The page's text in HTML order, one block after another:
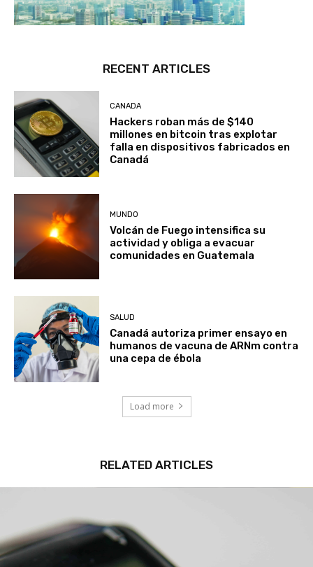
RECENT ARTICLES
CANADA
Hackers roban más de $140
millones en bitcoin tras explotar
falla en dispositivos fabricados en
Canadá
MUNDO
Volcán de Fuego intensifica su
actividad y obliga a evacuar
comunidades en Guatemala
SALUD
Canadá autoriza primer ensayo en
humanos de vacuna de ARNm contra
una cepa de ébola
Load more
RELATED ARTICLES